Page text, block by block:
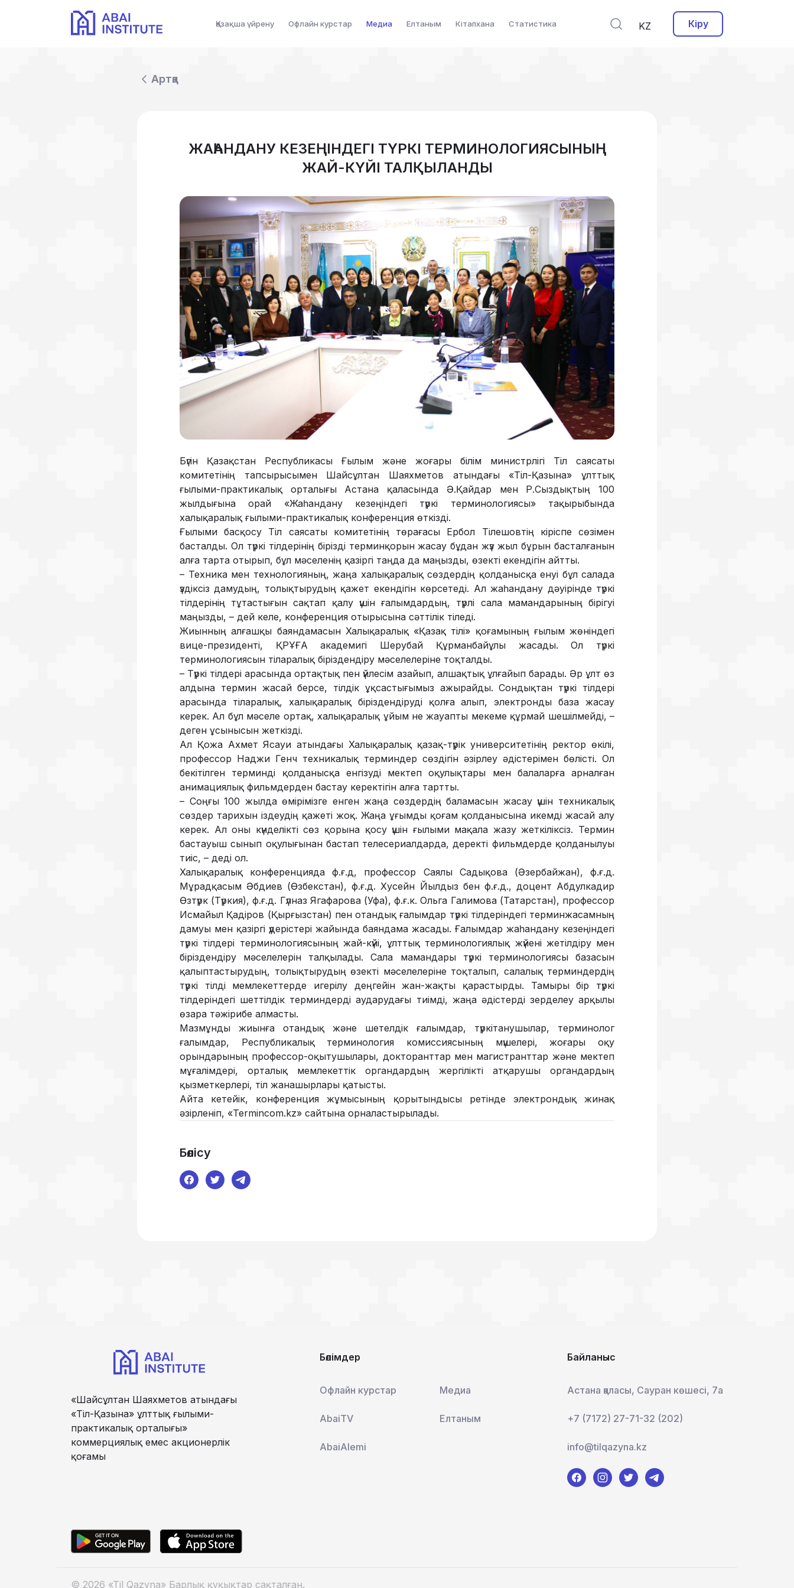
Қазақша үйрену Офлайн курстар Медиа Елтаным Кітапхана Статистика KZ Кіру
Артқа
ЖАҺАНДАНУ КЕЗЕҢІНДЕГІ ТҮРКІ ТЕРМИНОЛОГИЯСЫНЫҢ
ЖАЙ-КҮЙІ ТАЛҚЫЛАНДЫ
Бүгін Қазақстан Республикасы Ғылым және жоғары білім министрлігі Тіл саясаты
комитетінің тапсырысымен Шайсұлтан Шаяхметов атындағы «Тіл-Қазына» ұлттық
ғылыми-практикалық орталығы Астана қаласында Ә.Қайдар мен Р.Сыздықтың 100
жылдығына орай «Жаһандану кезеңіндегі түркі терминологиясы» тақырыбында
халықаралық ғылыми-практикалық конференция өткізді.
Ғылыми басқосу Тіл саясаты комитетінің төрағасы Ербол Тілешовтің кіріспе сөзімен
басталды. Ол түркі тілдерінің бірізді терминқорын жасау бұдан жүз жыл бұрын басталғанын
алға тарта отырып, бұл мәселенің қазіргі таңда да маңызды, өзекті екендігін айтты.
– Техника мен технологияның, жаңа халықаралық сөздердің қолданысқа енуі бұл салада
үздіксіз дамудың, толықтырудың қажет екендігін көрсетеді. Ал жаһандану дәуірінде түркі
тілдерінің тұтастығын сақтап қалу үшін ғалымдардың, түрлі сала мамандарының бірігуі
маңызды, – дей келе, конференция отырысына сәттілік тіледі.
Жиынның алғашқы баяндамасын Халықаралық «Қазақ тілі» қоғамының ғылым жөніндегі
вице-президенті, ҚРҰҒА академигі Шерубай Құрманбайұлы жасады. Ол түркі
терминологиясын тіларалық біріздендіру мәселелеріне тоқталды.
– Түркі тілдері арасында ортақтық пен үйлесім азайып, алшақтық ұлғайып барады. Әр ұлт өз
алдына термин жасай берсе, тілдік ұқсастығымыз ажырайды. Сондықтан түркі тілдері
арасында тіларалық, халықаралық біріздендіруді қолға алып, электронды база жасау
керек. Ал бұл мәселе ортақ, халықаралық ұйым не жауапты мекеме құрмай шешілмейді, –
деген ұсынысын жеткізді.
Ал Қожа Ахмет Ясауи атындағы Халықаралық қазақ-түрік университетінің ректор өкілі,
профессор Наджи Генч техникалық терминдер сөздігін әзірлеу әдістерімен бөлісті. Ол
бекітілген терминді қолданысқа енгізуді мектеп оқулықтары мен балаларға арналған
анимациялық фильмдерден бастау керектігін алға тартты.
– Соңғы 100 жылда өмірімізге енген жаңа сөздердің баламасын жасау үшін техникалық
сөздер тарихын іздеудің қажеті жоқ. Жаңа ұғымды қоғам қолданысына икемді жасай алу
керек. Ал оны күнделікті сөз қорына қосу үшін ғылыми мақала жазу жеткіліксіз. Термин
бастауыш сынып оқулығынан бастап телесериалдарда, деректі фильмдерде қолданылуы
тиіс, – деді ол.
Халықаралық конференцияда ф.ғ.д, профессор Саялы Садықова (Әзербайжан), ф.ғ.д.
Мұрадқасым Әбдиев (Өзбекстан), ф.ғ.д. Хусейн Йылдыз бен ф.ғ.д., доцент Абдулкадир
Өзтүрк (Түркия), ф.ғ.д. Гүлназ Ягафарова (Уфа), ф.ғ.к. Ольга Галимова (Татарстан), профессор
Исмайыл Қадіров (Қырғызстан) пен отандық ғалымдар түркі тілдеріндегі терминжасамның
дамуы мен қазіргі үдерістері жайында баяндама жасады. Ғалымдар жаһандану кезеңіндегі
түркі тілдері терминологиясының жай-күйі, ұлттық терминологиялық жүйені жетілдіру мен
біріздендіру мәселелерін талқылады. Сала мамандары түркі терминологиясы базасын
қалыптастырудың, толықтырудың өзекті мәселелеріне тоқталып, салалық терминдердің
түркі тілді мемлекеттерде игерілу деңгейін жан-жақты қарастырды. Тамыры бір түркі
тілдеріндегі шеттілдік терминдерді аударудағы тиімді, жаңа әдістерді зерделеу арқылы
өзара тәжірибе алмасты.
Мазмұнды жиынға отандық және шетелдік ғалымдар, түркітанушылар, терминолог
ғалымдар, Республикалық терминология комиссиясының мүшелері, жоғары оқу
орындарының профессор-оқытушылары, докторанттар мен магистранттар және мектеп
мұғалімдері, орталық мемлекеттік органдардың жергілікті атқарушы органдардың
қызметкерлері, тіл жанашырлары қатысты.
Айта кетейік, конференция жұмысының қорытындысы ретінде электрондық жинақ
әзірленіп, «Termincom.kz» сайтына орналастырылады.
Бөлісу
«Шайсұлтан Шаяхметов атындағы
«Тіл-Қазына» ұлттық ғылыми-
практикалық орталығы»
коммерциялық емес акционерлік
қоғамы
Бөлімдер
Офлайн курстар Медиа
AbaiTV Елтаным
AbaiAlemi
Байланыс
Астана қаласы, Сауран көшесі, 7а
+7 (7172) 27-71-32 (202)
info@tilqazyna.kz
© 2026 «Til Qazyna» Барлық құқықтар сақталған.